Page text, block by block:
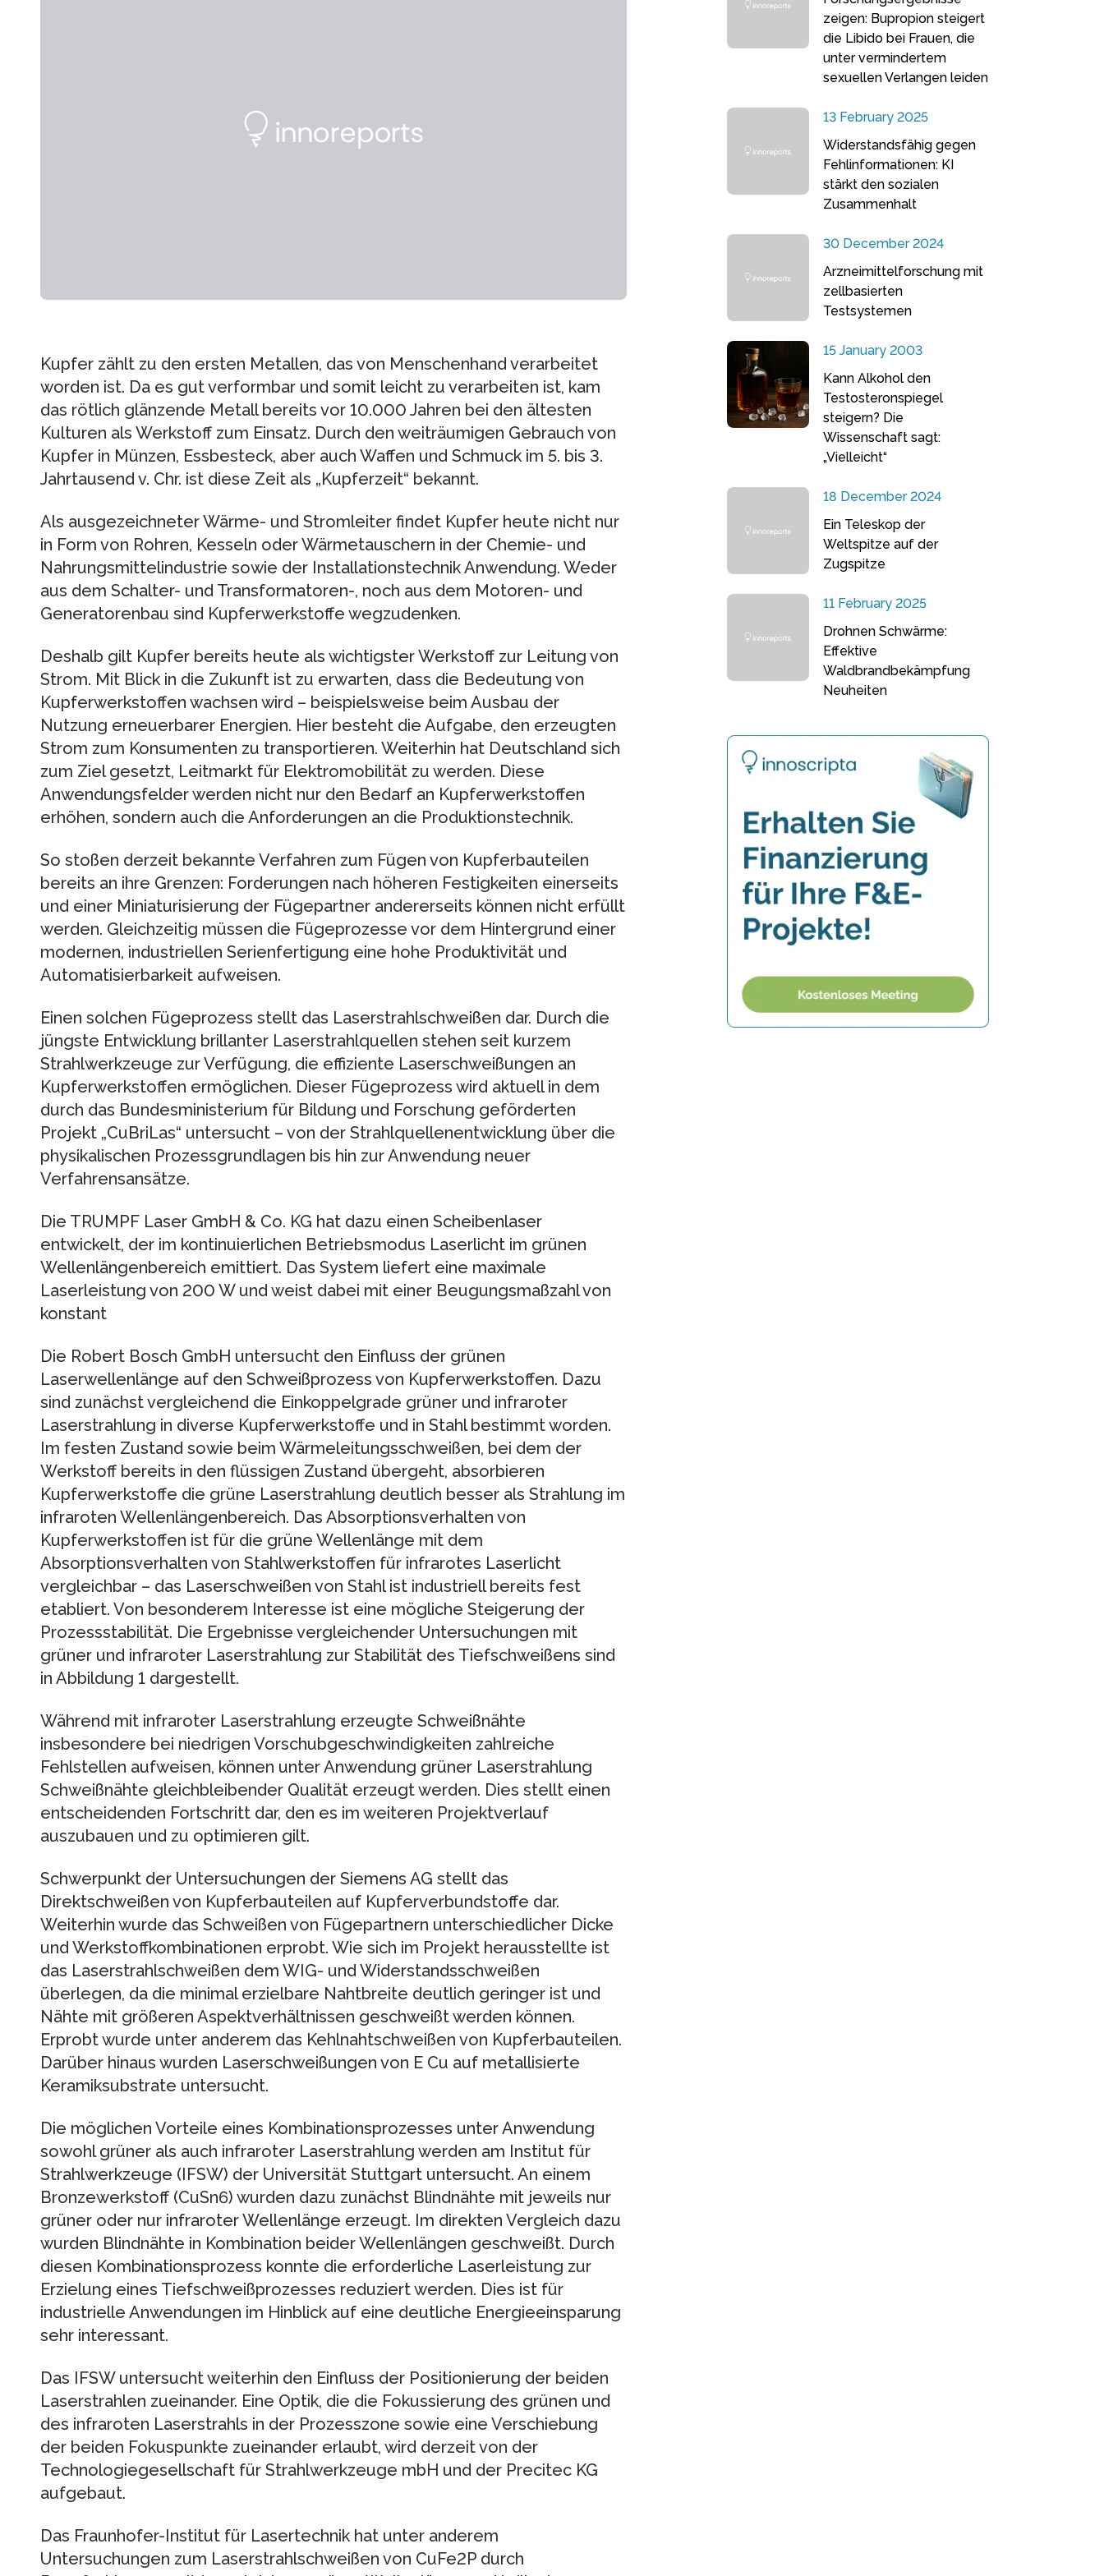
Kupfer zählt zu den ersten Metallen, das von Menschenhand verarbeitet
worden ist. Da es gut verformbar und somit leicht zu verarbeiten ist, kam
das rötlich glänzende Metall bereits vor 10.000 Jahren bei den ältesten
Kulturen als Werkstoff zum Einsatz. Durch den weiträumigen Gebrauch von
Kupfer in Münzen, Essbesteck, aber auch Waffen und Schmuck im 5. bis 3.
Jahrtausend v. Chr. ist diese Zeit als „Kupferzeit“ bekannt.
Als ausgezeichneter Wärme- und Stromleiter findet Kupfer heute nicht nur
in Form von Rohren, Kesseln oder Wärmetauschern in der Chemie- und
Nahrungsmittelindustrie sowie der Installationstechnik Anwendung. Weder
aus dem Schalter- und Transformatoren-, noch aus dem Motoren- und
Generatorenbau sind Kupferwerkstoffe wegzudenken.
Deshalb gilt Kupfer bereits heute als wichtigster Werkstoff zur Leitung von
Strom. Mit Blick in die Zukunft ist zu erwarten, dass die Bedeutung von
Kupferwerkstoffen wachsen wird – beispielsweise beim Ausbau der
Nutzung erneuerbarer Energien. Hier besteht die Aufgabe, den erzeugten
Strom zum Konsumenten zu transportieren. Weiterhin hat Deutschland sich
zum Ziel gesetzt, Leitmarkt für Elektromobilität zu werden. Diese
Anwendungsfelder werden nicht nur den Bedarf an Kupferwerkstoffen
erhöhen, sondern auch die Anforderungen an die Produktionstechnik.
So stoßen derzeit bekannte Verfahren zum Fügen von Kupferbauteilen
bereits an ihre Grenzen: Forderungen nach höheren Festigkeiten einerseits
und einer Miniaturisierung der Fügepartner andererseits können nicht erfüllt
werden. Gleichzeitig müssen die Fügeprozesse vor dem Hintergrund einer
modernen, industriellen Serienfertigung eine hohe Produktivität und
Automatisierbarkeit aufweisen.
Einen solchen Fügeprozess stellt das Laserstrahlschweißen dar. Durch die
jüngste Entwicklung brillanter Laserstrahlquellen stehen seit kurzem
Strahlwerkzeuge zur Verfügung, die effiziente Laserschweißungen an
Kupferwerkstoffen ermöglichen. Dieser Fügeprozess wird aktuell in dem
durch das Bundesministerium für Bildung und Forschung geförderten
Projekt „CuBriLas“ untersucht – von der Strahlquellenentwicklung über die
physikalischen Prozessgrundlagen bis hin zur Anwendung neuer
Verfahrensansätze.
Die TRUMPF Laser GmbH & Co. KG hat dazu einen Scheibenlaser
entwickelt, der im kontinuierlichen Betriebsmodus Laserlicht im grünen
Wellenlängenbereich emittiert. Das System liefert eine maximale
Laserleistung von 200 W und weist dabei mit einer Beugungsmaßzahl von
konstant
Die Robert Bosch GmbH untersucht den Einfluss der grünen
Laserwellenlänge auf den Schweißprozess von Kupferwerkstoffen. Dazu
sind zunächst vergleichend die Einkoppelgrade grüner und infraroter
Laserstrahlung in diverse Kupferwerkstoffe und in Stahl bestimmt worden.
Im festen Zustand sowie beim Wärmeleitungsschweißen, bei dem der
Werkstoff bereits in den flüssigen Zustand übergeht, absorbieren
Kupferwerkstoffe die grüne Laserstrahlung deutlich besser als Strahlung im
infraroten Wellenlängenbereich. Das Absorptionsverhalten von
Kupferwerkstoffen ist für die grüne Wellenlänge mit dem
Absorptionsverhalten von Stahlwerkstoffen für infrarotes Laserlicht
vergleichbar – das Laserschweißen von Stahl ist industriell bereits fest
etabliert. Von besonderem Interesse ist eine mögliche Steigerung der
Prozessstabilität. Die Ergebnisse vergleichender Untersuchungen mit
grüner und infraroter Laserstrahlung zur Stabilität des Tiefschweißens sind
in Abbildung 1 dargestellt.
Während mit infraroter Laserstrahlung erzeugte Schweißnähte
insbesondere bei niedrigen Vorschubgeschwindigkeiten zahlreiche
Fehlstellen aufweisen, können unter Anwendung grüner Laserstrahlung
Schweißnähte gleichbleibender Qualität erzeugt werden. Dies stellt einen
entscheidenden Fortschritt dar, den es im weiteren Projektverlauf
auszubauen und zu optimieren gilt.
Schwerpunkt der Untersuchungen der Siemens AG stellt das
Direktschweißen von Kupferbauteilen auf Kupferverbundstoffe dar.
Weiterhin wurde das Schweißen von Fügepartnern unterschiedlicher Dicke
und Werkstoffkombinationen erprobt. Wie sich im Projekt herausstellte ist
das Laserstrahlschweißen dem WIG- und Widerstandsschweißen
überlegen, da die minimal erzielbare Nahtbreite deutlich geringer ist und
Nähte mit größeren Aspektverhältnissen geschweißt werden können.
Erprobt wurde unter anderem das Kehlnahtschweißen von Kupferbauteilen.
Darüber hinaus wurden Laserschweißungen von E Cu auf metallisierte
Keramiksubstrate untersucht.
Die möglichen Vorteile eines Kombinationsprozesses unter Anwendung
sowohl grüner als auch infraroter Laserstrahlung werden am Institut für
Strahlwerkzeuge (IFSW) der Universität Stuttgart untersucht. An einem
Bronzewerkstoff (CuSn6) wurden dazu zunächst Blindnähte mit jeweils nur
grüner oder nur infraroter Wellenlänge erzeugt. Im direkten Vergleich dazu
wurden Blindnähte in Kombination beider Wellenlängen geschweißt. Durch
diesen Kombinationsprozess konnte die erforderliche Laserleistung zur
Erzielung eines Tiefschweißprozesses reduziert werden. Dies ist für
industrielle Anwendungen im Hinblick auf eine deutliche Energieeinsparung
sehr interessant.
Das IFSW untersucht weiterhin den Einfluss der Positionierung der beiden
Laserstrahlen zueinander. Eine Optik, die die Fokussierung des grünen und
des infraroten Laserstrahls in der Prozesszone sowie eine Verschiebung
der beiden Fokuspunkte zueinander erlaubt, wird derzeit von der
Technologiegesellschaft für Strahlwerkzeuge mbH und der Precitec KG
aufgebaut.
Das Fraunhofer-Institut für Lasertechnik hat unter anderem
Untersuchungen zum Laserstrahlschweißen von CuFe2P durch
zeigen: Bupropion steigert
die Libido bei Frauen, die
unter vermindertem
sexuellen Verlangen leiden
13 February 2025
Widerstandsfähig gegen
Fehlinformationen: KI
stärkt den sozialen
Zusammenhalt
30 December 2024
Arzneimittelforschung mit
zellbasierten
Testsystemen
15 January 2003
Kann Alkohol den
Testosteronspiegel
steigern? Die
Wissenschaft sagt:
„Vielleicht“
18 December 2024
Ein Teleskop der
Weltspitze auf der
Zugspitze
11 February 2025
Drohnen Schwärme:
Effektive
Waldbrandbekämpfung
Neuheiten